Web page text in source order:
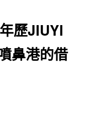
歷JIUYI
鼻港的借